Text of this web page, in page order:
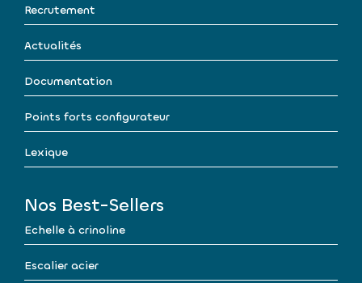
Recrutement
Actualités
Documentation
Points forts configurateur
Lexique
Nos Best-Sellers
Echelle à crinoline
Escalier acier